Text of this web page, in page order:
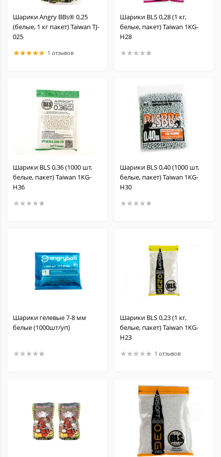
Шарики Angry BBs® 0,25
(белые, 1 кг пакет) Taiwan TJ-
025
1 отзывов
Шарики BLS 0,28 (1 кг,
белые, пакет) Taiwan 1KG-
H28
Шарики BLS 0,36 (1000 шт,
белые, пакет) Taiwan 1KG-
H36
Шарики BLS 0,40 (1000 шт,
белые, пакет) Taiwan 1KG-
H30
Шарики гелевые 7-8 мм
белые (1000шт/уп)
Шарики BLS 0,23 (1 кг,
белые, пакет) Taiwan 1KG-
H23
1 отзывов